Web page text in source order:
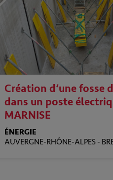
Création d’une fosse
dans un poste
MARNISE
ÉNERGIE
AUVERGNE-RHÔNE-ALPES -